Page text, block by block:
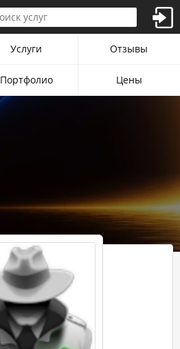
Услуги Отзывы
Портфолио Цены